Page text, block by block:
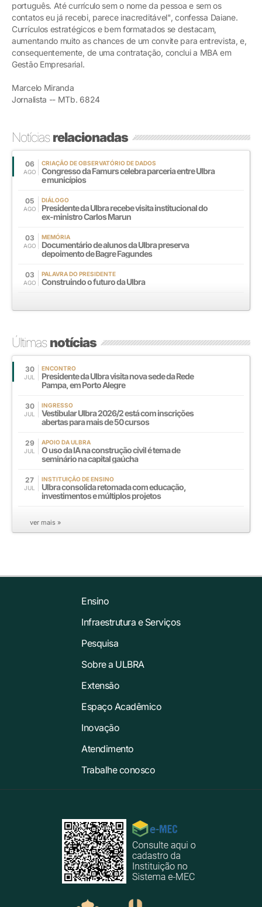
português. Até currículo sem o nome da pessoa e sem os
contatos eu já recebi, parece inacreditável", confessa Daiane.
Currículos estratégicos e bem formatados se destacam,
aumentando muito as chances de um convite para entrevista, e,
consequentemente, de uma contratação, conclui a MBA em
Gestão Empresarial.
Marcelo Miranda
Jornalista -- MTb. 6824
Notíciasrelacionadas
06
AGO
CRIAÇÃO DE OBSERVATÓRIO DE DADOS
Congresso da Famurs celebra parceria entre Ulbra
e municípios
05
AGO
DIÁLOGO
Presidente da Ulbra recebe visita institucional do
ex-ministro Carlos Marun
03
AGO
MEMÓRIA
Documentário de alunos da Ulbra preserva
depoimento de Bagre Fagundes
03
AGO
PALAVRA DO PRESIDENTE
Construindo o futuro da Ulbra
Últimasnotícias
30
JUL
ENCONTRO
Presidente da Ulbra visita nova sede da Rede
Pampa, em Porto Alegre
30
JUL
INGRESSO
Vestibular Ulbra 2026/2 está com inscrições
abertas para mais de 50 cursos
29
JUL
APOIO DA ULBRA
O uso da IA na construção civil é tema de
seminário na capital gaúcha
27
JUL
INSTITUIÇÃO DE ENSINO
Ulbra consolida retomada com educação,
investimentos e múltiplos projetos
ver mais »
Ensino
Infraestrutura e Serviços
Pesquisa
Sobre a ULBRA
Extensão
Espaço Acadêmico
Inovação
Atendimento
Trabalhe conosco